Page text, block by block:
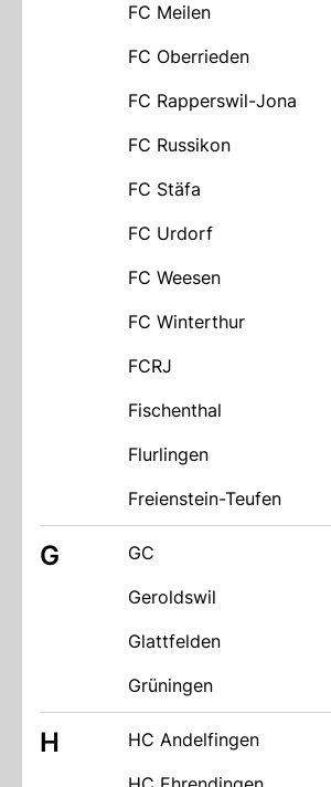
FC Meilen
FC Oberrieden
FC Rapperswil-Jona
FC Russikon
FC Stäfa
FC Urdorf
FC Weesen
FC Winterthur
FCRJ
Fischenthal
Flurlingen
Freienstein-Teufen
G GC
Geroldswil
Glattfelden
Grüningen
H HC Andelfingen